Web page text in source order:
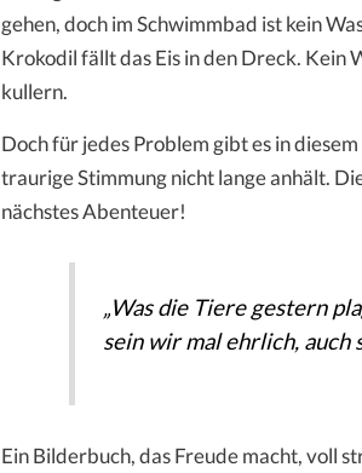
gehen, doch im Schwimmbad ist kein
Krokodil fällt das Eis in den Dreck. Kein
kullern.
Doch für jedes Problem gibt es in
traurige Stimmung nicht lange anhält.
nächstes Abenteuer!
„Was die Tiere gestern
sein wir mal ehrlich, auch
Ein Bilderbuch, das Freude macht, voll